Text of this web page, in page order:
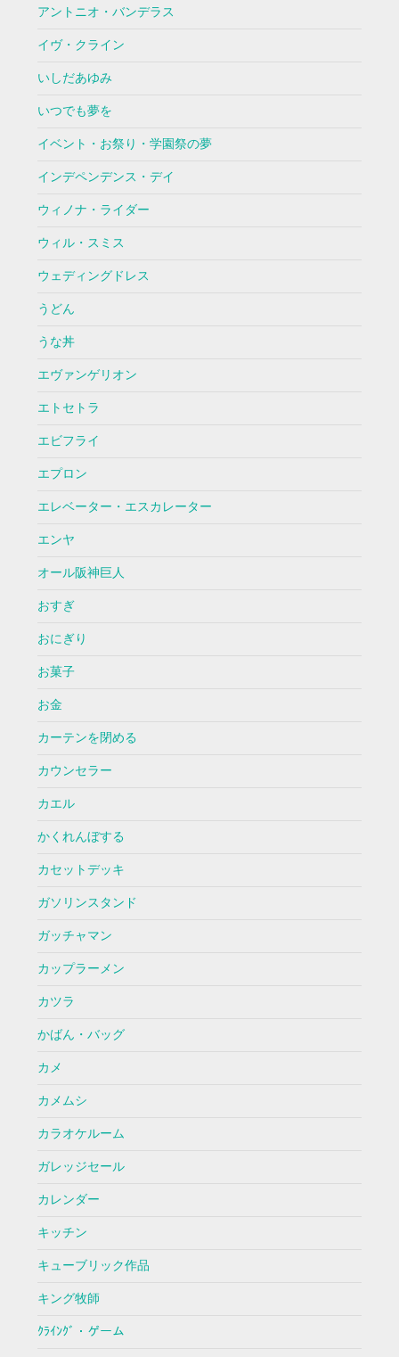
アントニオ・バンデラス
イヴ・クライン
いしだあゆみ
いつでも夢を
イベント・お祭り・学園祭の夢
インデペンデンス・デイ
ウィノナ・ライダー
ウィル・スミス
ウェディングドレス
うどん
うな丼
エヴァンゲリオン
エトセトラ
エビフライ
エプロン
エレベーター・エスカレーター
エンヤ
オール阪神巨人
おすぎ
おにぎり
お菓子
お金
カーテンを閉める
カウンセラー
カエル
かくれんぼする
カセットデッキ
ガソリンスタンド
ガッチャマン
カップラーメン
カツラ
かばん・バッグ
カメ
カメムシ
カラオケルーム
ガレッジセール
カレンダー
キッチン
キューブリック作品
キング牧師
ｸﾗｲﾝｸﾞ・ゲーム